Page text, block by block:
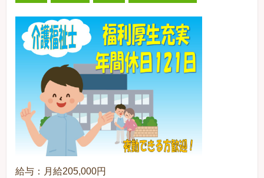
給与：月給205,000円